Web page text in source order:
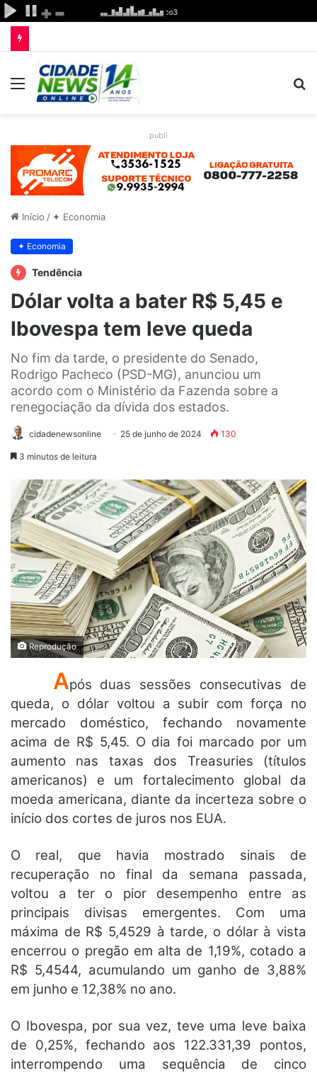
Menu
publi
Início / ✦ Economia
✦ Economia
Tendência
Dólar volta a bater R$ 5,45 e
Ibovespa tem leve queda
No fim da tarde, o presidente do Senado,
Rodrigo Pacheco (PSD-MG), anunciou um
acordo com o Ministério da Fazenda sobre a
renegociação da dívida dos estados.
cidadenewsonline 25 de junho de 2024 130
3 minutos de leitura
Reprodução
Após duas sessões consecutivas de
queda, o dólar voltou a subir com força no
mercado doméstico, fechando novamente
acima de R$ 5,45. O dia foi marcado por um
aumento nas taxas dos Treasuries (títulos
americanos) e um fortalecimento global da
moeda americana, diante da incerteza sobre o
início dos cortes de juros nos EUA.
O real, que havia mostrado sinais de
recuperação no final da semana passada,
voltou a ter o pior desempenho entre as
principais divisas emergentes. Com uma
máxima de R$ 5,4529 à tarde, o dólar à vista
encerrou o pregão em alta de 1,19%, cotado a
R$ 5,4544, acumulando um ganho de 3,88%
em junho e 12,38% no ano.
O Ibovespa, por sua vez, teve uma leve baixa
de 0,25%, fechando aos 122.331,39 pontos,
interrompendo uma sequência de cinco